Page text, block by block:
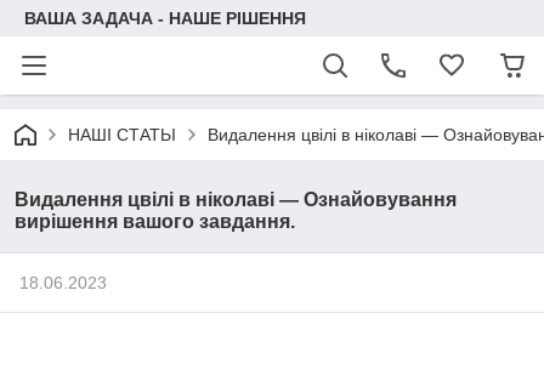
ВАША ЗАДАЧА - НАШЕ РІШЕННЯ
НАШІ СТАТЬІ Видалення цвілі в ніколаві —
Видалення цвілі в ніколаві — Ознайовування
вирішення вашого завдання.
18.06.2023